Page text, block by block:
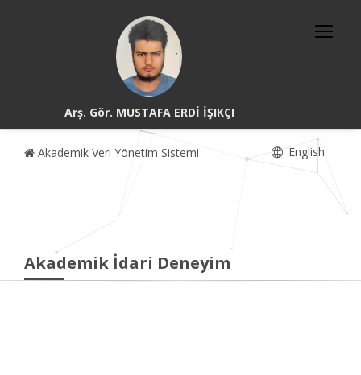
Arş. Gör. MUSTAFA ERDİ İŞIKÇI
Akademik Veri Yönetim Sistemi English
Akademik İdari Deneyim